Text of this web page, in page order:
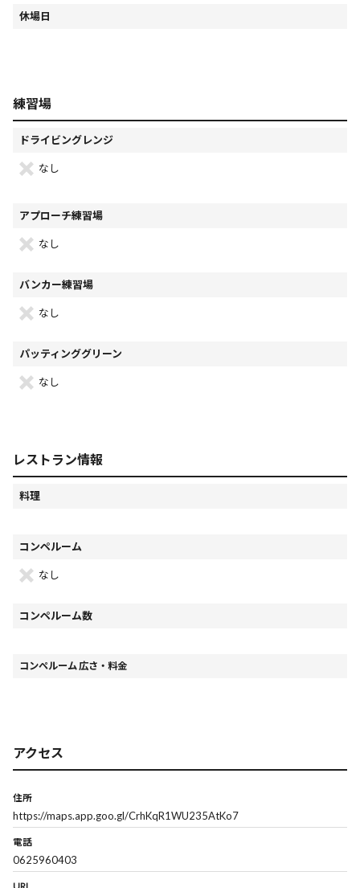
休場日
練習場
ドライビングレンジ
なし
アプローチ練習場
なし
バンカー練習場
なし
パッティンググリーン
なし
レストラン情報
料理
コンペルーム
なし
コンペルーム数
コンペルーム 広さ・料金
アクセス
住所
https://maps.app.goo.gl/CrhKqR1WU235AtKo7
電話
0625960403
URL